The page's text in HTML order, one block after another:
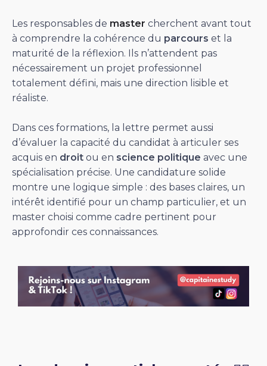
Les responsables de master cherchent avant tout
à comprendre la cohérence du parcours et la
maturité de la réflexion. Ils n’attendent pas
nécessairement un projet professionnel
totalement défini, mais une direction lisible et
réaliste.
Dans ces formations, la lettre permet aussi
d’évaluer la capacité du candidat à articuler ses
acquis en droit ou en science politique avec une
spécialisation précise. Une candidature solide
montre une logique simple : des bases claires, un
intérêt identifié pour un champ particulier, et un
master choisi comme cadre pertinent pour
approfondir ces connaissances.